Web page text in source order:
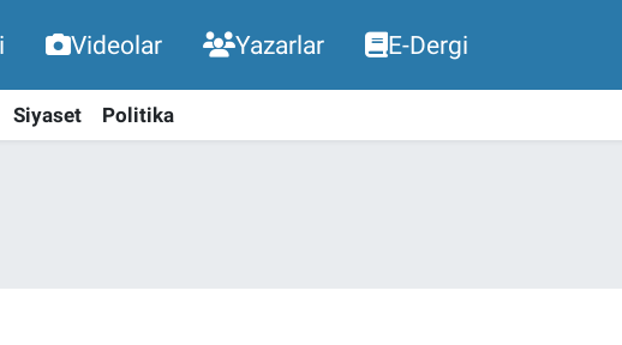
Videolar Yazarlar E-Dergi
Siyaset Politika